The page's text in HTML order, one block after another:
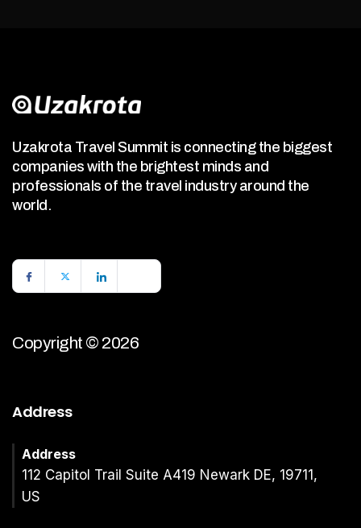
Uzakrota Travel Summit is connecting the biggest
companies with the brightest minds and
professionals of the travel industry around the
world.
Copyright © 2026
Address
Address
112 Capitol Trail Suite A419 Newark DE, 19711,
US